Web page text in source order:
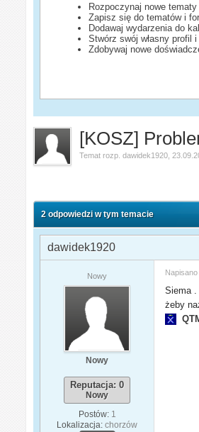
Rozpoczynaj nowe
Zapisz się do tematów i
Dodawaj wydarzenia do
Stwórz swój własny profil
Zdobywaj nowe
[KOSZ]
Temat rozp.dawidek1920
2 odpowiedzi w tym temacie
dawidek1920
Nowy
Nowy
Reputacja: 0
Nowy
Postów: 1
Lokalizacja: chorzów
Napisano
Siema .
żeby